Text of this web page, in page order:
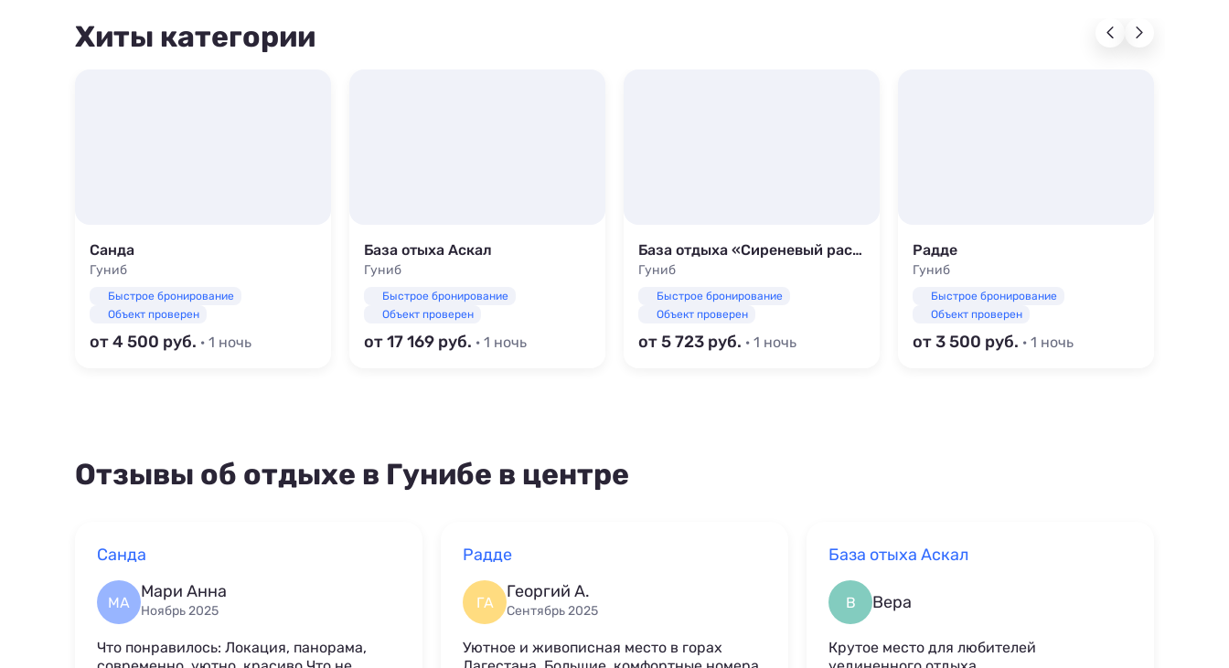
Хиты категории
Санда
Гуниб
Быстрое бронирование
Объект проверен
от 4 500 · 1 ночь
База отыха Аскал
Гуниб
Быстрое бронирование
Объект проверен
от 17 169 · 1 ночь
База отдыха «Сиреневый рассвет»
Гуниб
Быстрое бронирование
Объект проверен
от 5 723 · 1 ночь
Радде
Гуниб
Быстрое бронирование
Объект проверен
от 3 500 · 1 ночь
Отзывы об отдыхе в Гунибе в центре
Санда
МА
Мари Анна
Ноябрь 2025
Что понравилось: Локация, панорама,
Радде
ГА
Георгий А.
Сентябрь 2025
Уютное и живописная место в горах
База отыха Аскал
В Вера
Крутое место для любителей